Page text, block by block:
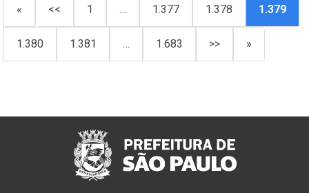
« << 1 … 1.377 1.378 1.379
1.380 1.381 … 1.683 >> »